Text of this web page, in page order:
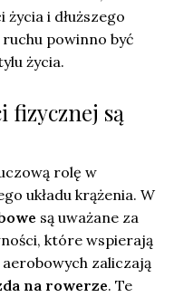
i dłuższego
powinno być
życia.
fizycznej są
rolę w
układu krążenia. W
są uważane za
które wspierają
zaliczają
na rowerze. Te